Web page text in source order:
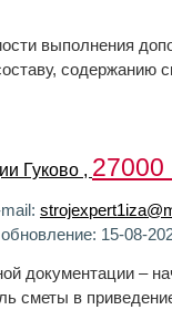
выполнения
содержанию
Гуково , 27000
15-08-
документации –
сметы в